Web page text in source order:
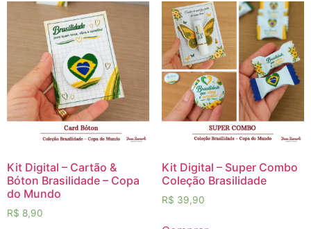
Kit Digital – Cartão &
Bóton Brasilidade – Copa
do Mundo
R$ 8,90
Kit Digital – Super Combo
Coleção Brasilidade
R$ 39,90